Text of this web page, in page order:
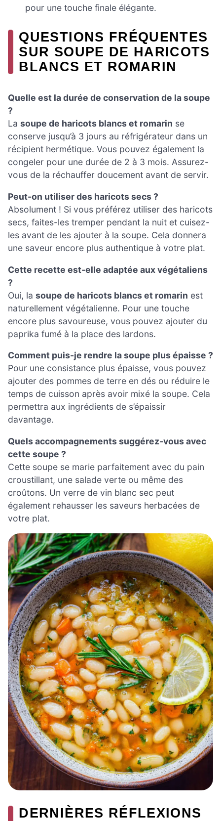
pour une touche finale élégante.
QUESTIONS FRÉQUENTES
SUR SOUPE DE HARICOTS
BLANCS ET ROMARIN
Quelle est la durée de conservation de la soupe
?
La soupe de haricots blancs et romarin se
conserve jusqu’à 3 jours au réfrigérateur dans un
récipient hermétique. Vous pouvez également la
congeler pour une durée de 2 à 3 mois. Assurez-
vous de la réchauffer doucement avant de servir.
Peut-on utiliser des haricots secs ?
Absolument ! Si vous préférez utiliser des haricots
secs, faites-les tremper pendant la nuit et cuisez-
les avant de les ajouter à la soupe. Cela donnera
une saveur encore plus authentique à votre plat.
Cette recette est-elle adaptée aux végétaliens
?
Oui, la soupe de haricots blancs et romarin est
naturellement végétalienne. Pour une touche
encore plus savoureuse, vous pouvez ajouter du
paprika fumé à la place des lardons.
Comment puis-je rendre la soupe plus épaisse ?
Pour une consistance plus épaisse, vous pouvez
ajouter des pommes de terre en dés ou réduire le
temps de cuisson après avoir mixé la soupe. Cela
permettra aux ingrédients de s’épaissir
davantage.
Quels accompagnements suggérez-vous avec
cette soupe ?
Cette soupe se marie parfaitement avec du pain
croustillant, une salade verte ou même des
croûtons. Un verre de vin blanc sec peut
également rehausser les saveurs herbacées de
votre plat.
DERNIÈRES RÉFLEXIONS